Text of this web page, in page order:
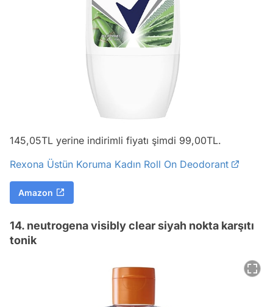
145,05TL yerine indirimli fiyatı şimdi 99,00TL.
Rexona Üstün Koruma Kadın Roll On Deodorant
Amazon
14. neutrogena visibly clear siyah nokta karşıtı
tonik